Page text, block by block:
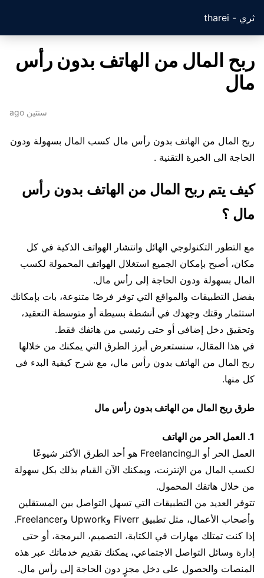
ثري - tharei
ربح المال من الهاتف بدون رأس
مال
سنتين ago
ربح المال من الهاتف بدون رأس مال كسب المال بسهولة ودون
الحاجة الى الخبرة التقنية .
كيف يتم ربح المال من الهاتف بدون رأس
مال ؟
مع التطور التكنولوجي الهائل وانتشار الهواتف الذكية في كل
مكان، أصبح بإمكان الجميع استغلال الهواتف المحمولة لكسب
المال بسهولة ودون الحاجة إلى رأس مال.
بفضل التطبيقات والمواقع التي توفر فرصًا متنوعة، بات بإمكانك
استثمار وقتك وجهدك في أنشطة بسيطة أو متوسطة التعقيد،
وتحقيق دخل إضافي أو حتى رئيسي من هاتفك فقط.
في هذا المقال، سنستعرض أبرز الطرق التي يمكنك من خلالها
ربح المال من الهاتف بدون رأس مال، مع شرح كيفية البدء في
كل منها.
طرق ربح المال من الهاتف بدون رأس مال
1. العمل الحر من الهاتف
العمل الحر أو الـFreelancing هو أحد الطرق الأكثر شيوعًا
لكسب المال من الإنترنت، ويمكنك الآن القيام بذلك بكل سهولة
من خلال هاتفك المحمول.
تتوفر العديد من التطبيقات التي تسهل التواصل بين المستقلين
وأصحاب الأعمال، مثل تطبيق Fiverr وUpwork وFreelancer.
إذا كنت تمتلك مهارات في الكتابة، التصميم، البرمجة، أو حتى
إدارة وسائل التواصل الاجتماعي، يمكنك تقديم خدماتك عبر هذه
المنصات والحصول على دخل مجزٍ دون الحاجة إلى رأس مال.